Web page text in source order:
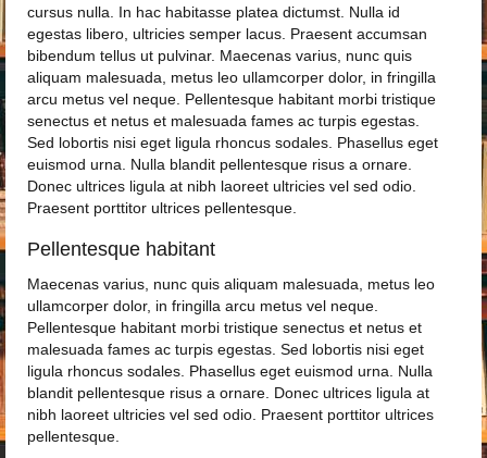
cursus nulla. In hac habitasse platea dictumst. Nulla id
egestas libero, ultricies semper lacus. Praesent accumsan
bibendum tellus ut pulvinar. Maecenas varius, nunc quis
aliquam malesuada, metus leo ullamcorper dolor, in fringilla
arcu metus vel neque. Pellentesque habitant morbi tristique
senectus et netus et malesuada fames ac turpis egestas.
Sed lobortis nisi eget ligula rhoncus sodales. Phasellus eget
euismod urna. Nulla blandit pellentesque risus a ornare.
Donec ultrices ligula at nibh laoreet ultricies vel sed odio.
Praesent porttitor ultrices pellentesque.
Pellentesque habitant
Maecenas varius, nunc quis aliquam malesuada, metus leo
ullamcorper dolor, in fringilla arcu metus vel neque.
Pellentesque habitant morbi tristique senectus et netus et
malesuada fames ac turpis egestas. Sed lobortis nisi eget
ligula rhoncus sodales. Phasellus eget euismod urna. Nulla
blandit pellentesque risus a ornare. Donec ultrices ligula at
nibh laoreet ultricies vel sed odio. Praesent porttitor ultrices
pellentesque.